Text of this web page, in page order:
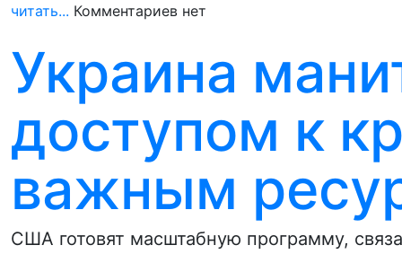
читать... Комментариев нет
Украина
доступом к
важным
США готовят масштабную программу,